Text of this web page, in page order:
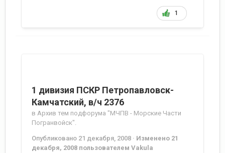
1
1 дивизия ПСКР Петропавловск-
Камчатский, в/ч 2376
в Архив тем подфорума "МЧПВ - Морские Части
Погранвойск".
Опубликовано 21 декабря, 2008 · Изменено 21
декабря, 2008 пользователем Vakula